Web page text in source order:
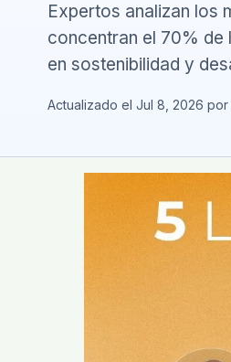
Expertos analizan los
concentran el 70%
en sostenibilidad y
Actualizado el Jul 8, 2026 por